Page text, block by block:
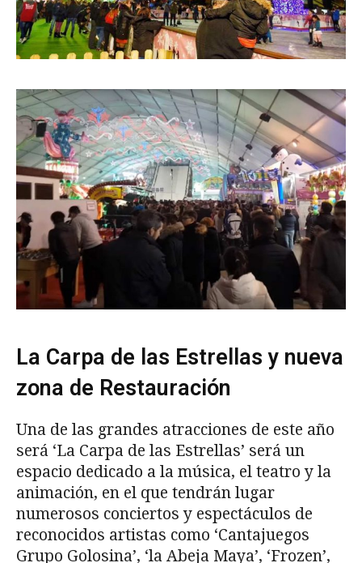
La Carpa de las Estrellas y nueva
zona de Restauración
Una de las grandes atracciones de este año
será ‘La Carpa de las Estrellas’ será un
espacio dedicado a la música, el teatro y la
animación, en el que tendrán lugar
numerosos conciertos y espectáculos de
reconocidos artistas como ‘Cantajuegos
Grupo Golosina’, ‘la Abeja Maya’, ‘Frozen’,